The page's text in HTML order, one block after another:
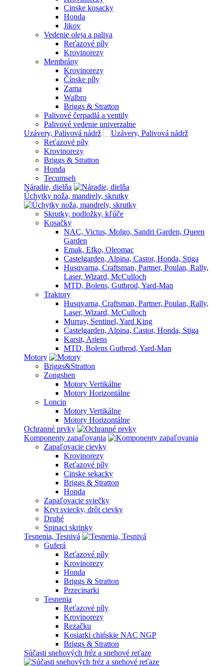
Cinske kosacky
Honda
Jikov
Vedenie oleja a paliva
Reťazové píly
Krovinorezy
Membrány
Krovinorezy
Čínske píly
Zama
Walbro
Briggs & Stratton
Palivové čerpadlá a ventily
Palivové vedenie univerzalne
Uzávery, Palivová nádrž
Reťazové píly
Krovinorezy
Briggs & Stratton
Honda
Tecumseh
Náradie, dielňa
Úchytky noža, mandrely, skrutky
Skrutky, podložky, kľúče
Kosačky
NAC, Victus, Molgo, Sandri Garden, Queen
Garden
Emak, Efko, Oleomac
Castelgarden, Alpina, Castor, Honda, Stiga
Husqvarna, Craftsman, Partner, Poulan, Rally,
Laser, Wizard, McCulloch
MTD, Bolens, Gutbrod, Yard-Man
Traktory
Husqvarna, Craftsman, Partner, Poulan, Rally,
Laser, Wizard, McCulloch
Murray, Sentinel, Yard King
Castelgarden, Alpina, Castor, Honda, Stiga
Karsit, Ariens
MTD, Bolens Gutbrod, Yard-Man
Motory
Briggs&Stratton
Zongshen
Motory Vertikálne
Motory Horizontálne
Loncin
Motory Vertikálne
Motory Horizontálne
Ochranné prvky
Komponenty zapaľovania
Zapaľovacie cievky
Krovinorezy
Reťazové píly
Cinske sekacky
Briggs & Stratton
Honda
Zapaľovacie sviečky
Kryt sviecky, drôt cievky
Druhé
Spinaci skrinky
Tesnenia, Tesnivá
Guferá
Reťazové píly
Krovinorezy
Honda
Briggs & Stratton
Przecinarki
Tesnenia
Reťazové píly
Krovinorezy
Rezačku
Kosiarki chińskie NAC NGP
Briggs & Stratton
Súčasti snehových fréz a snehové reťaze